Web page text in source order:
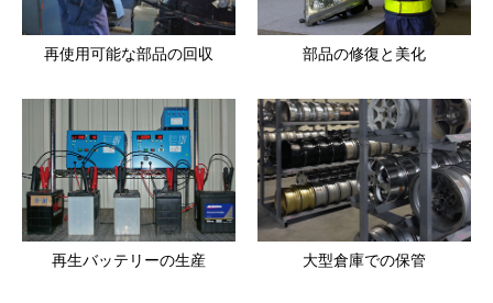
再使用可能な部品の回収 部品の修復と美化
再生バッテリーの生産 大型倉庫での保管